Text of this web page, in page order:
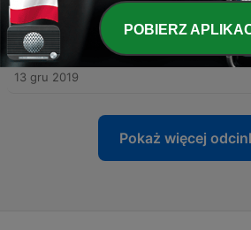
13 gru 2019
1467 - Replay 2019-12-13 RMF Radio
13 gru 2019
Pokaż więcej
POBIERZ